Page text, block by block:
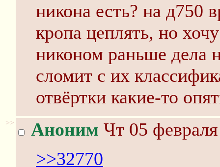
никона есть? на д750
кропа цеплять, но
никоном раньше дела
сломит с их
отвёртки какие-то
>> Аноним Чт 05
>>32770